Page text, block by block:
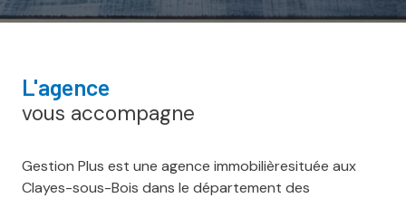
l'agence
vous accompagne
Gestion Plus est une agence immobilièresituée aux
Clayes-sous-Bois dans le département des